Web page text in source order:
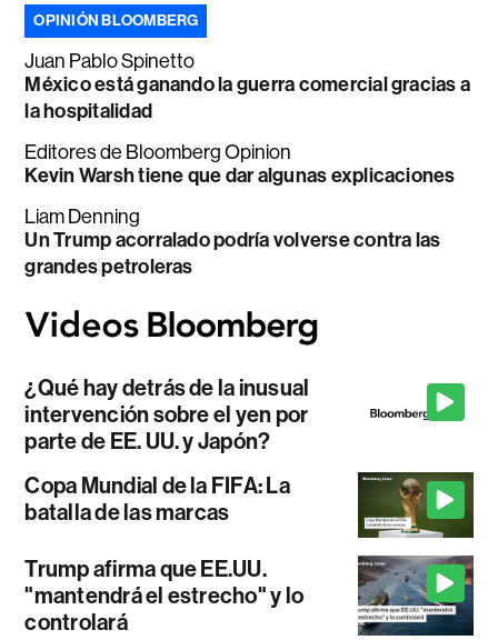
OPINIÓN BLOOMBERG
Juan Pablo Spinetto
México está ganando la guerra comercial gracias a
la hospitalidad
Editores de Bloomberg Opinion
Kevin Warsh tiene que dar algunas explicaciones
Liam Denning
Un Trump acorralado podría volverse contra las
grandes petroleras
¿Qué hay detrás de la inusual
intervención sobre el yen por
parte de EE. UU. y Japón?
Copa Mundial de la FIFA: La
batalla de las marcas
Trump afirma que EE.UU.
"mantendrá el estrecho" y lo
controlará